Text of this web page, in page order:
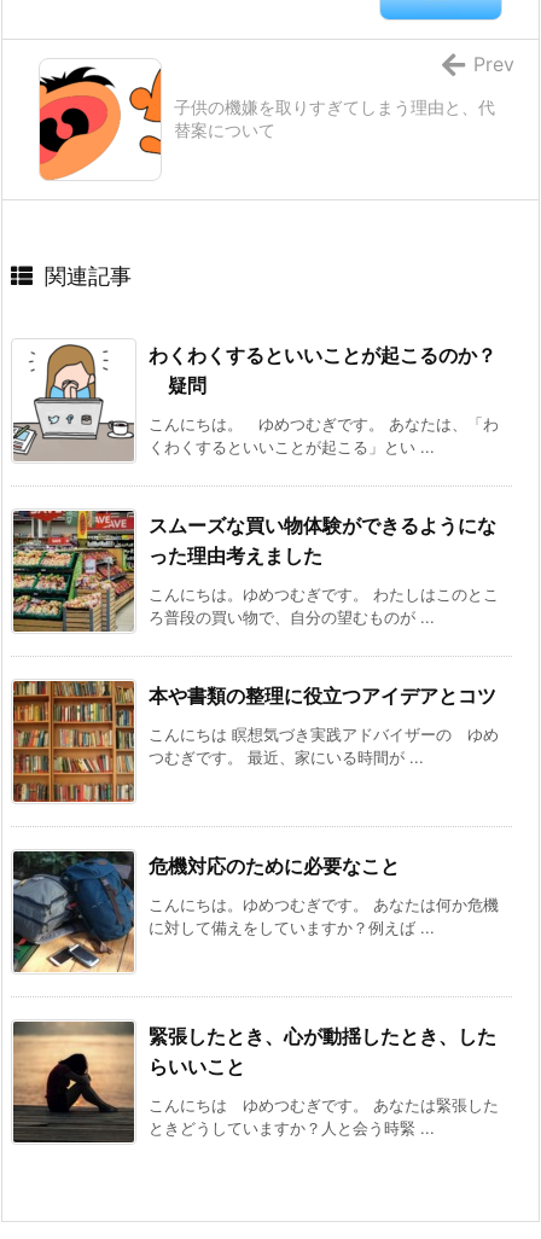
子供の機嫌を取りすぎてしまう理由と、代
替案について
Prev
関連記事
わくわくするといいことが起こるのか？
疑問
こんにちは。 ゆめつむぎです。 あなたは、「わ
くわくするといいことが起こる」とい ...
スムーズな買い物体験ができるようにな
った理由考えました
こんにちは。ゆめつむぎです。 わたしはこのとこ
ろ普段の買い物で、自分の望むものが ...
本や書類の整理に役立つアイデアとコツ
こんにちは 瞑想気づき実践アドバイザーの ゆめ
つむぎです。 最近、家にいる時間が ...
危機対応のために必要なこと
こんにちは。ゆめつむぎです。 あなたは何か危機
に対して備えをしていますか？例えば ...
緊張したとき、心が動揺したとき、した
らいいこと
こんにちは ゆめつむぎです。 あなたは緊張した
ときどうしていますか？人と会う時緊 ...